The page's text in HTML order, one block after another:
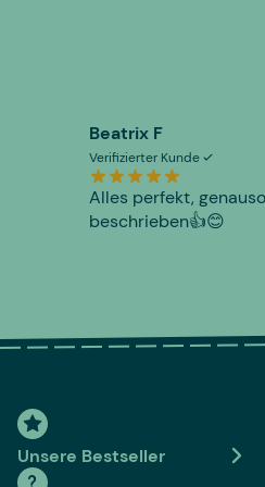
Beatrix F
Verifizierter Kunde
Alles perfekt,
beschrieben👍😊
Unsere Bestseller